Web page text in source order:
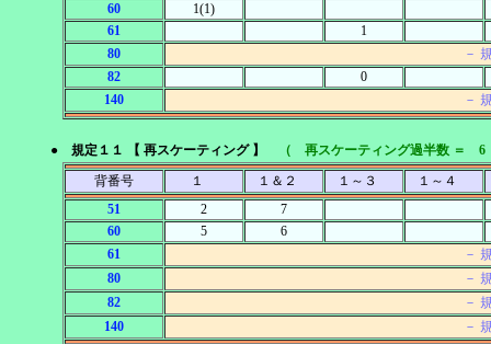
60
1(1)
61
1
80
－
82
0
140
－
● 規定１１ 【 再スケーティング 】
（ 再スケーティング過半数 ＝
背番号
１ １＆２ １～３
１～４
51
2
7
60
5
6
61
－
80
－
82
－
140
－